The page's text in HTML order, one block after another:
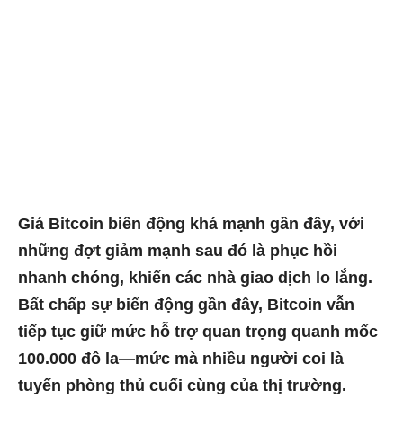
Giá Bitcoin biến động khá mạnh gần đây, với
những đợt giảm mạnh sau đó là phục hồi
nhanh chóng, khiến các nhà giao dịch lo lắng.
Bất chấp sự biến động gần đây, Bitcoin vẫn
tiếp tục giữ mức hỗ trợ quan trọng quanh mốc
100.000 đô la—mức mà nhiều người coi là
tuyến phòng thủ cuối cùng của thị trường.